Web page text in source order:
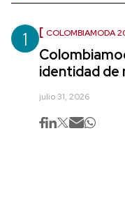
1 COLOMBIAMODA
identidad de
julio 31, 2026